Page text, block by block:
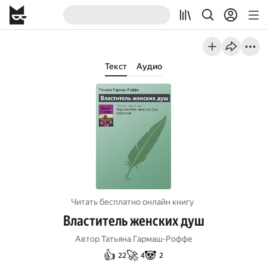
Текст Аудио
Читать бесплатно онлайн книгу
Властитель женских душ
Автор Татьяна Гармаш-Роффе
👍 22🚀 4🐼 2